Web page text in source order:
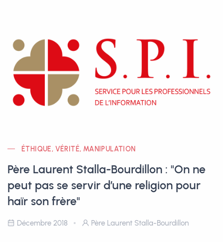
ÉTHIQUE, VÉRITÉ, MANIPULATION
Père Laurent Stalla-Bourdillon : "On ne
peut pas se servir d’une religion pour
haïr son frère"
Décembre 2018 Père Laurent Stalla-Bourdillon